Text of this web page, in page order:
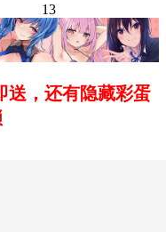
13
送，还有隐藏彩蛋